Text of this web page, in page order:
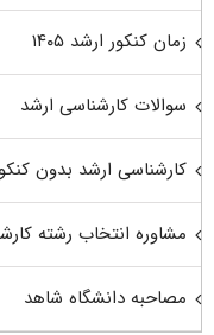
زمان کنکور ارشد ۱۴۰۵
سوالات کارشناسی ارشد
کارشناسی ارشد بدون
مشاوره انتخاب رشته
مصاحبه دانشگاه شاهد